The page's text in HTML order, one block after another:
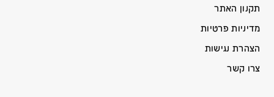
תקנון האתר
מדיניות פרטיות
הצהרת נגישות
צרו קשר